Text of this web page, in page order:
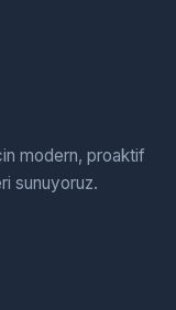
modern, proaktif
sunuyoruz.